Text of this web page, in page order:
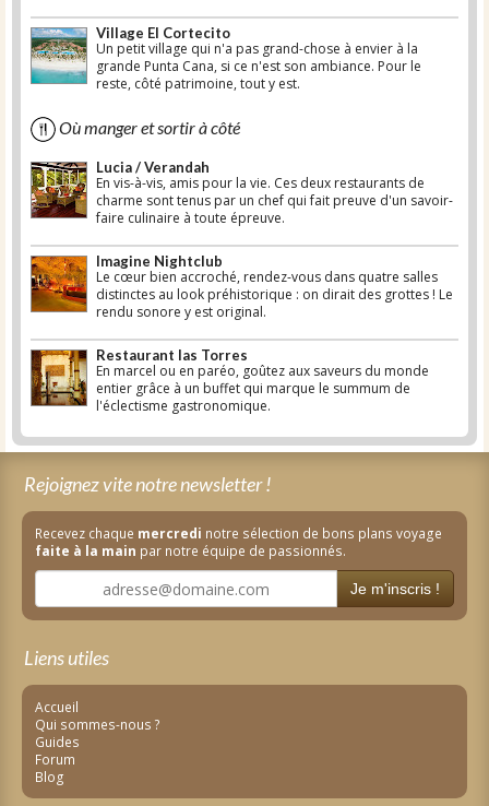
Village El Cortecito
Un petit village qui n'a pas grand-chose à envier à la
grande Punta Cana, si ce n'est son ambiance. Pour le
reste, côté patrimoine, tout y est.
Où manger et sortir à côté
Lucia / Verandah
En vis-à-vis, amis pour la vie. Ces deux restaurants de
charme sont tenus par un chef qui fait preuve d'un savoir-
faire culinaire à toute épreuve.
Imagine Nightclub
Le cœur bien accroché, rendez-vous dans quatre salles
distinctes au look préhistorique : on dirait des grottes ! Le
rendu sonore y est original.
Restaurant las Torres
En marcel ou en paréo, goûtez aux saveurs du monde
entier grâce à un buffet qui marque le summum de
l'éclectisme gastronomique.
Rejoignez vite notre newsletter !
Recevez chaque mercredi notre sélection de bons plans voyage
faite à la main par notre équipe de passionnés.
Je m'inscris !
Liens utiles
Accueil
Qui sommes-nous ?
Guides
Forum
Blog